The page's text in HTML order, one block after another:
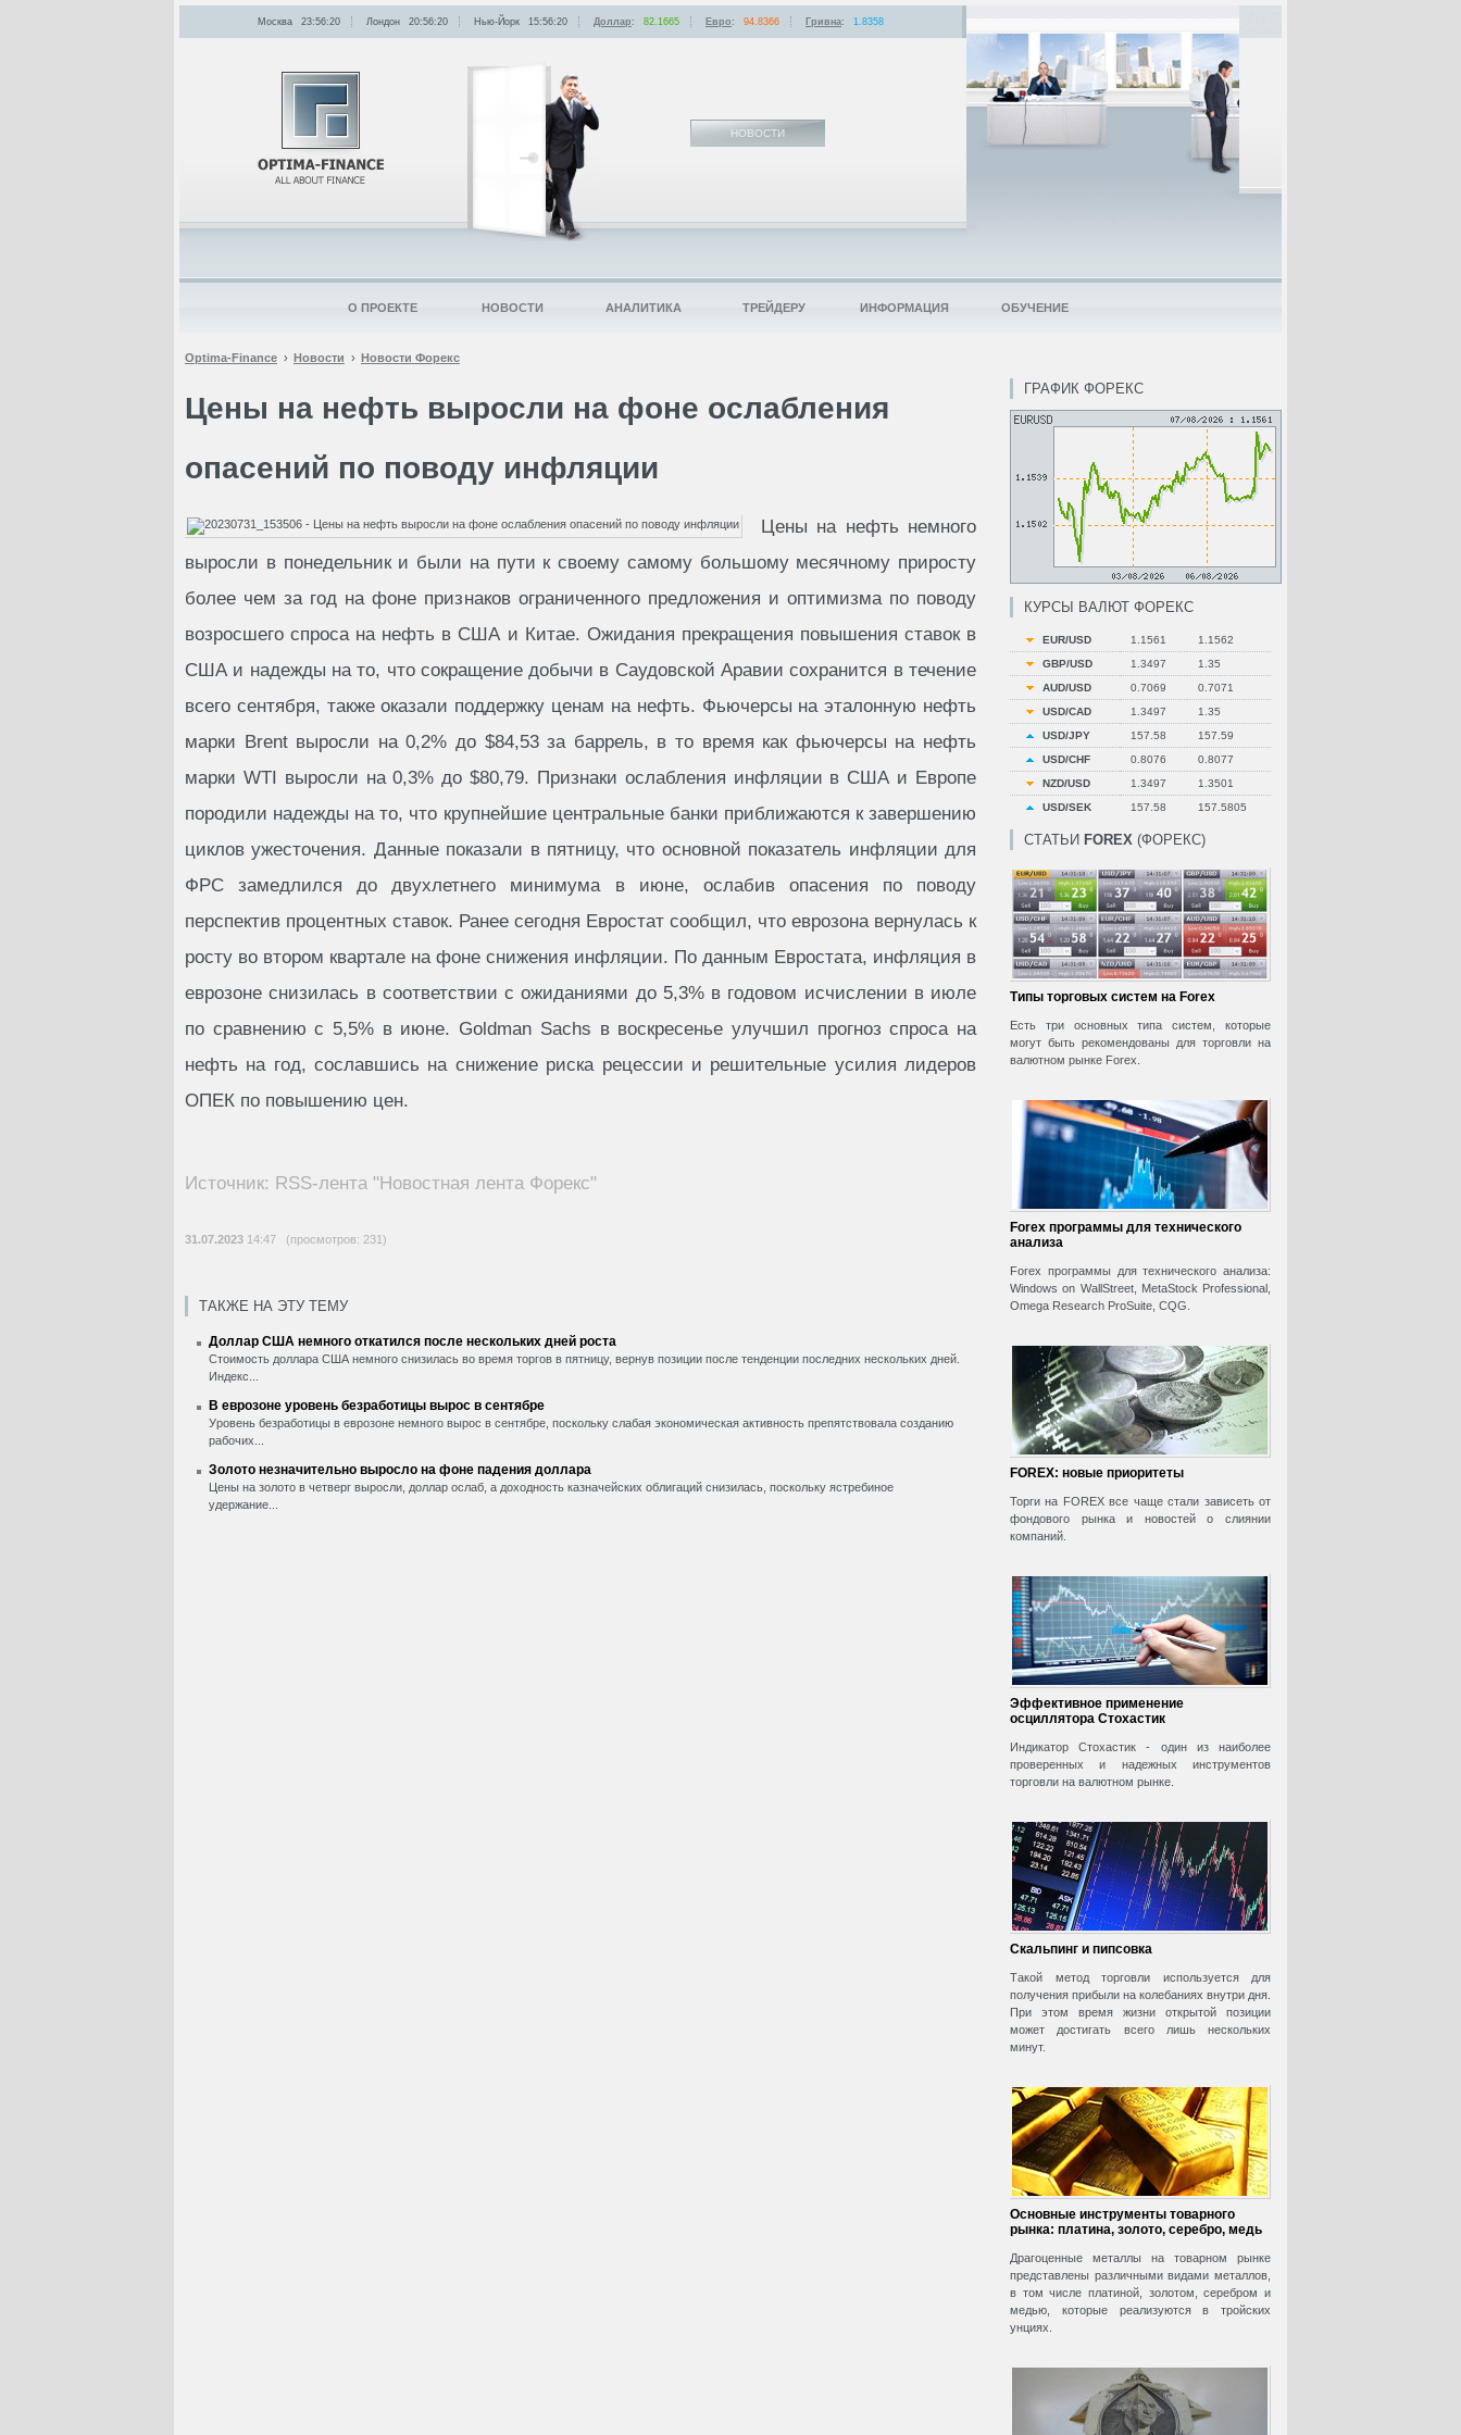
Optima-Finance Новости Новости Форекс
Цены на нефть выросли на фоне ослабления
опасений по поводу инфляции
Цены на нефть немного
выросли в понедельник и были на пути к своему самому большому месячному приросту
более чем за год на фоне признаков ограниченного предложения и оптимизма по поводу
возросшего спроса на нефть в США и Китае. Ожидания прекращения повышения ставок в
США и надежды на то, что сокращение добычи в Саудовской Аравии сохранится в течение
всего сентября, также оказали поддержку ценам на нефть. Фьючерсы на эталонную нефть
марки Brent выросли на 0,2% до $84,53 за баррель, в то время как фьючерсы на нефть
марки WTI выросли на 0,3% до $80,79. Признаки ослабления инфляции в США и Европе
породили надежды на то, что крупнейшие центральные банки приближаются к завершению
циклов ужесточения. Данные показали в пятницу, что основной показатель инфляции для
ФРС замедлился до двухлетнего минимума в июне, ослабив опасения по поводу
перспектив процентных ставок. Ранее сегодня Евростат сообщил, что еврозона вернулась к
росту во втором квартале на фоне снижения инфляции. По данным Евростата, инфляция в
еврозоне снизилась в соответствии с ожиданиями до 5,3% в годовом исчислении в июле
по сравнению с 5,5% в июне. Goldman Sachs в воскресенье улучшил прогноз спроса на
нефть на год, сославшись на снижение риска рецессии и решительные усилия лидеров
ОПЕК по повышению цен.
Источник: RSS-лента "Новостная лента Форекс"
31.07.2023 14:47 (просмотров: 231)
ТАКЖЕ НА ЭТУ ТЕМУ
Доллар США немного откатился после нескольких дней роста
Стоимость доллара США немного снизилась во время торгов в пятницу, вернув позиции после тенденции последних нескольких дней.
Индекс...
В еврозоне уровень безработицы вырос в сентябре
Уровень безработицы в еврозоне немного вырос в сентябре, поскольку слабая экономическая активность препятствовала созданию
рабочих...
Золото незначительно выросло на фоне падения доллара
Цены на золото в четверг выросли, доллар ослаб, а доходность казначейских облигаций снизилась, поскольку ястребиное
удержание...
ГРАФИК ФОРЕКС
КУРСЫ ВАЛЮТ ФОРЕКС
EUR/USD 1.1561
1.1562
GBP/USD
1.3497
1.35
AUD/USD
0.7069
0.7071
USD/CAD
1.3497
1.35
USD/JPY
157.58
157.59
USD/CHF
0.8076
0.8077
NZD/USD
1.3497
1.3501
USD/SEK
157.58 157.5805
СТАТЬИ FOREX (ФОРЕКС)
Типы торговых систем на Forex
Есть три основных типа систем, которые
могут быть рекомендованы для торговли на
валютном рынке Forex.
Forex программы для технического
анализа
Forex программы для технического анализа:
Windows on WallStreet, MetaStock Professional,
Omega Research ProSuite, CQG.
FOREX: новые приоритеты
Торги на FOREX все чаще стали зависеть от
фондового рынка и новостей о слиянии
компаний.
Эффективное применение
осциллятора Стохастик
Индикатор Стохастик - один из наиболее
проверенных и надежных инструментов
торговли на валютном рынке.
Скальпинг и пипсовка
Такой метод торговли используется для
получения прибыли на колебаниях внутри дня.
При этом время жизни открытой позиции
может достигать всего лишь нескольких
минут.
Основные инструменты товарного
рынка: платина, золото, серебро, медь
Драгоценные металлы на товарном рынке
представлены различными видами металлов,
в том числе платиной, золотом, серебром и
медью, которые реализуются в тройских
унциях.
НОВОСТИ
Москва 23:56:20 Лондон 20:56:20 Нью-Йорк 15:56:20 Доллар: 82.1665 Евро: 94.8366 Гривна: 1.8358
О ПРОЕКТЕ НОВОСТИ АНАЛИТИКА ТРЕЙДЕРУ ИНФОРМАЦИЯ ОБУЧЕНИЕ